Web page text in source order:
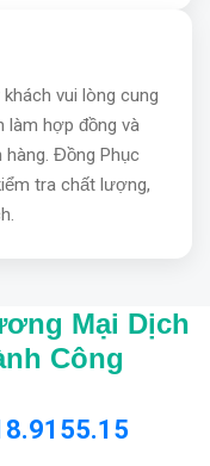
vui lòng cung
làm hợp đồng và
Đồng Phục
tra chất lượng,
Mại Dịch
Công